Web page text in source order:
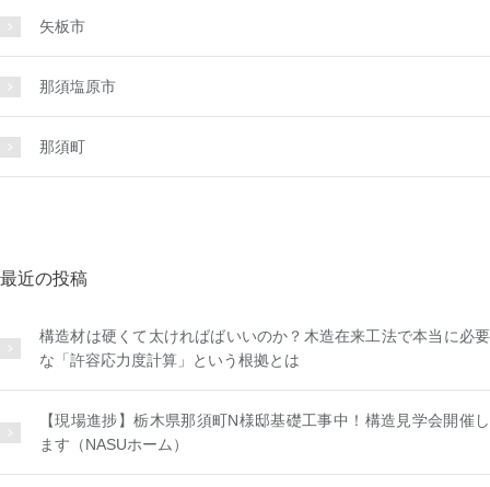
矢板市
那須塩原市
那須町
最近の投稿
構造材は硬くて太ければばいいのか？木造在来工法で本当に必要
な「許容応力度計算」という根拠とは
【現場進捗】栃木県那須町N様邸基礎工事中！構造見学会開催し
ます（NASUホーム）